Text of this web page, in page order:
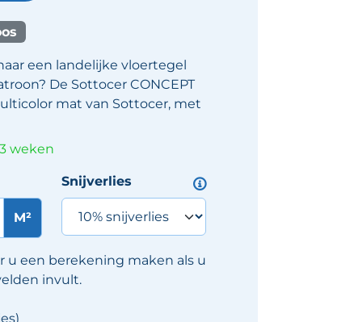
een landelijke vloertegel
De Sottocer CONCEPT
mat van Sottocer, met
weken
M²
Snijverlies
u een berekening maken als u
invult.